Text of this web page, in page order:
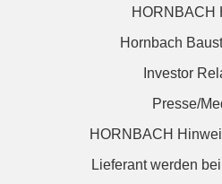
HORNBACH
Hornbach
Investor
Presse/
HORNBACH
Lieferant werden